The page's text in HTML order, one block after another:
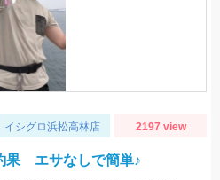
イシグロ浜松高林店 2197 view
果 エサなしで簡単♪